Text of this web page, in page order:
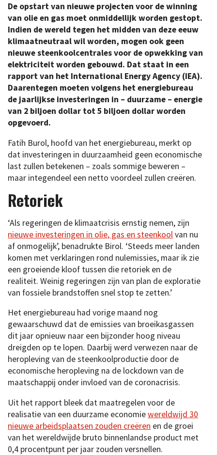
De opstart van nieuwe projecten voor de winning
van olie en gas moet onmiddellijk worden gestopt.
Indien de wereld tegen het midden van deze eeuw
klimaatneutraal wil worden, mogen ook geen
nieuwe steenkoolcentrales voor de opwekking van
elektriciteit worden gebouwd. Dat staat in een
rapport van het International Energy Agency (IEA).
Daarentegen moeten volgens het energiebureau
de jaarlijkse investeringen in – duurzame – energie
van 2 biljoen dollar tot 5 biljoen dollar worden
opgevoerd.
Fatih Burol, hoofd van het energiebureau, merkt op
dat investeringen in duurzaamheid geen economische
last zullen betekenen – zoals sommige beweren –
maar integendeel een netto voordeel zullen creëren.
Retoriek
‘Als regeringen de klimaatcrisis ernstig nemen, zijn
nieuwe investeringen in olie, gas en steenkoolvan nu
af onmogelijk’, benadrukte Birol. ‘Steeds meer landen
komen met verklaringen rond nulemissies, maar ik zie
een groeiende kloof tussen die retoriek en de
realiteit. Weinig regeringen zijn van plan de exploratie
van fossiele brandstoffen snel stop te zetten.’
Het energiebureau had vorige maand nog
gewaarschuwd dat de emissies van broeikasgassen
dit jaar opnieuw naar een bijzonder hoog niveau
dreigden op te lopen. Daarbij werd verwezen naar de
heropleving van de steenkoolproductie door de
economische heropleving na de lockdown van de
maatschappij onder invloed van de coronacrisis.
Uit het rapport bleek dat maatregelen voor de
realisatie van een duurzame economiewereldwijd 30
nieuwe arbeidsplaatsen zouden creëren en de groei
van het wereldwijde bruto binnenlandse product met
0,4 procentpunt per jaar zouden versnellen.